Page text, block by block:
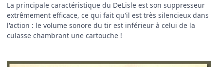
La principale caractéristique du DeLisle est son suppresseur
extrêmement efficace, ce qui fait qu'il est très silencieux dans
l'action : le volume sonore du tir est inférieur à celui de la
culasse chambrant une cartouche !